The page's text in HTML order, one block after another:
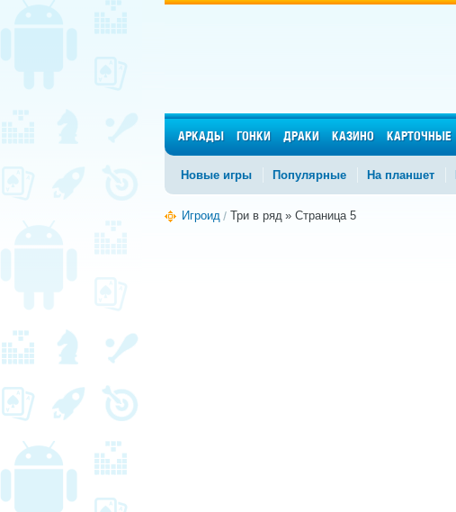
АРКАДЫ ГОНКИ ДРАКИ КАЗИНО КАРТОЧНЫЕ
Новые игры Популярные На планшет
Игроид Три в ряд » Страница 5